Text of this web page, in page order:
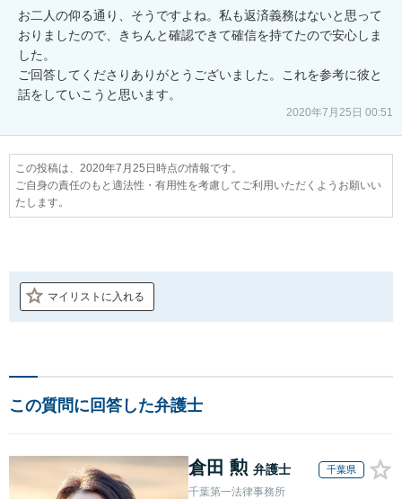
お二人の仰る通り、そうですよね。私も返済義務はないと思って
おりましたので、きちんと確認できて確信を持てたので安心しま
した。
ご回答してくださりありがとうございました。これを参考に彼と
話をしていこうと思います。
2020年7月25日 00:51
この投稿は、2020年7月25日時点の情報です。
ご自身の責任のもと適法性・有用性を考慮してご利用いただくようお願いい
たします。
マイリストに入れる
この質問に回答した弁護士
倉田 勲 弁護士 千葉県
千葉第一法律事務所